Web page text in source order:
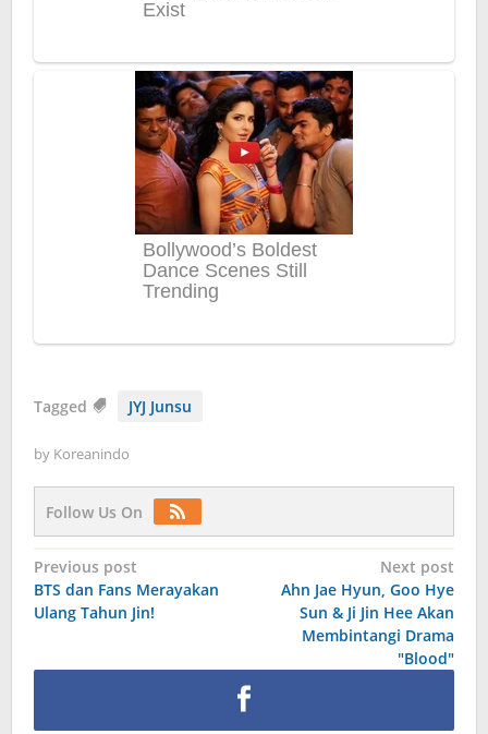
Tagged JYJ Junsu
by Koreanindo
Follow Us On
Post
navigation
Previous post
BTS dan Fans Merayakan
Ulang Tahun Jin!
Next post
Ahn Jae Hyun, Goo Hye
Sun & Ji Jin Hee Akan
Membintangi Drama
"Blood"